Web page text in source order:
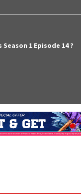
1 Episode 14 ?